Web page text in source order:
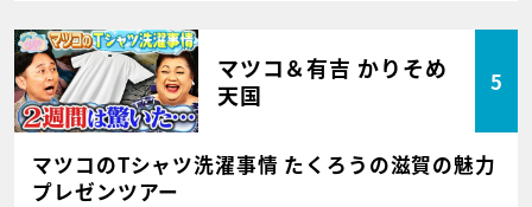
マツコ＆有吉 かりそめ
天国
5
マツコのTシャツ洗濯事情 たくろうの滋賀の魅力
プレゼンツアー